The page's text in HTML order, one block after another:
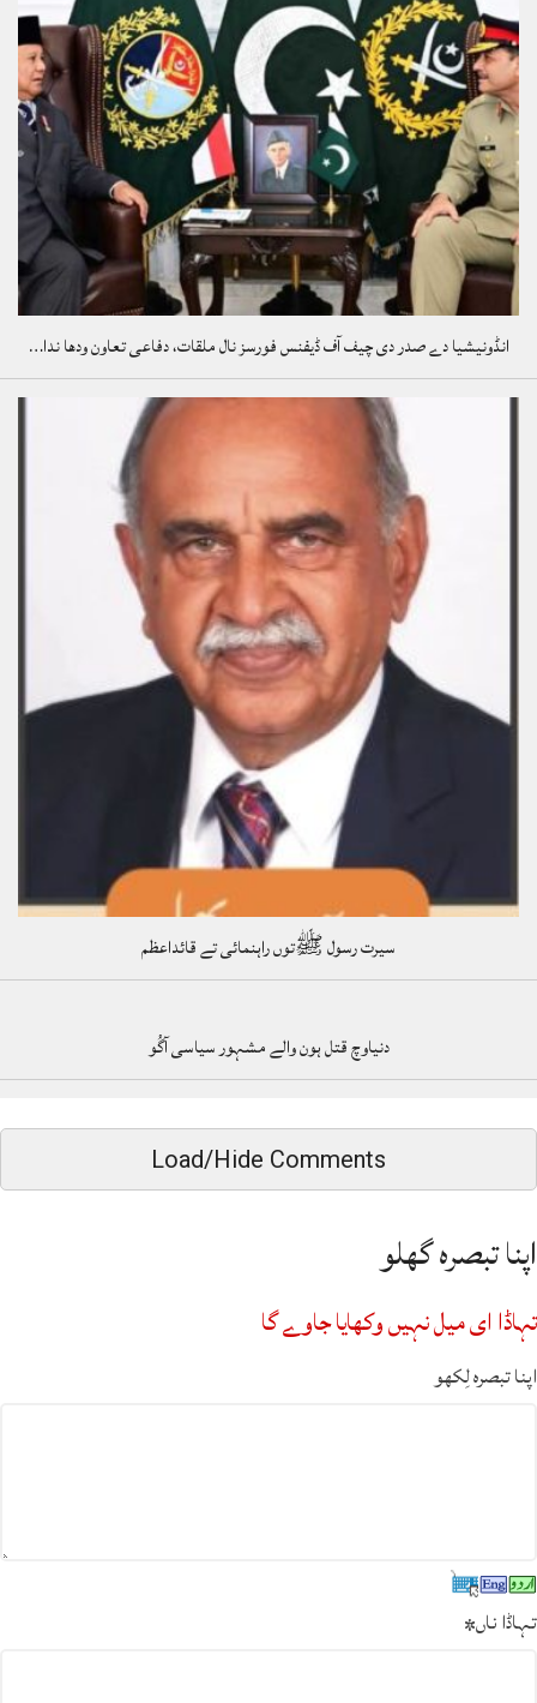
انڈونیشیا دے صدر دی چیف آف ڈیفنس فورسز نال ملقات، دفاعی تعاون ودھا ندا…
سیرت رسول ﷺتوں راہنمائی تے قائداعظم
دنیاوچ قتل ہون والے مشہور سیاسی آگُو
Load/Hide Comments
اپنا تبصرہ گھلو
تہاڈا ای میل نہیں وکھایا جاوے گا
اپنا تبصرہ لِکھو
تہاڈا ناں*